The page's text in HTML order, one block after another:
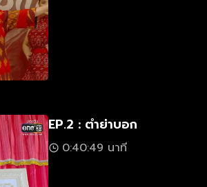
EP.2 : ตำย่าบอก
0:40:49 นาที